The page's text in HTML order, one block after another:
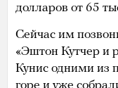
долларов от 65
Сейчас им
«Эштон Кутчер и
Кунис одними из